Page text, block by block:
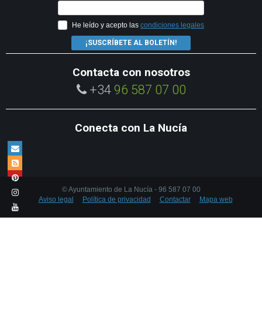
He leído y acepto las condiciones legales
¡SUSCRÍBETE AL BOLETÍN!
Contacta con nosotros
+34 96 587 07 00
Conecta con La Nucía
© Ayuntamiento de La Nucía - 96 587 07 00
Aviso legal
Política de privacidad Contactar Mapa web